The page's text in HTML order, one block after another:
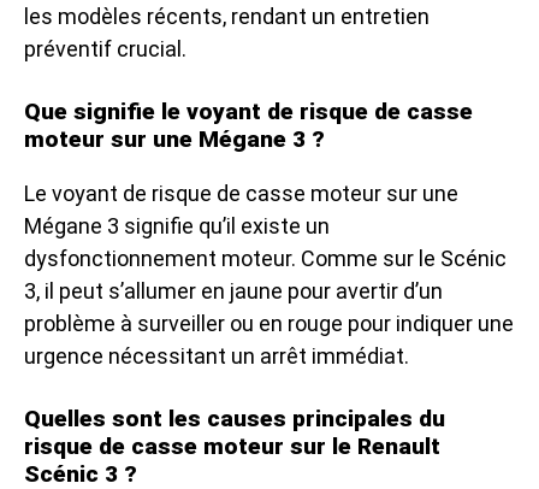
les modèles récents, rendant un entretien
préventif crucial.
Que signifie le voyant de risque de casse
moteur sur une Mégane 3 ?
Le voyant de risque de casse moteur sur une
Mégane 3 signifie qu’il existe un
dysfonctionnement moteur. Comme sur le Scénic
3, il peut s’allumer en jaune pour avertir d’un
problème à surveiller ou en rouge pour indiquer une
urgence nécessitant un arrêt immédiat.
Quelles sont les causes principales du
risque de casse moteur sur le Renault
Scénic 3 ?